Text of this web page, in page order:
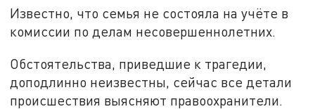
Известно, что семья не состояла на учёте в
комиссии по делам несовершеннолетних.
Обстоятельства, приведшие к трагедии,
доподлинно неизвестны, сейчас все детали
происшествия выясняют правоохранители.